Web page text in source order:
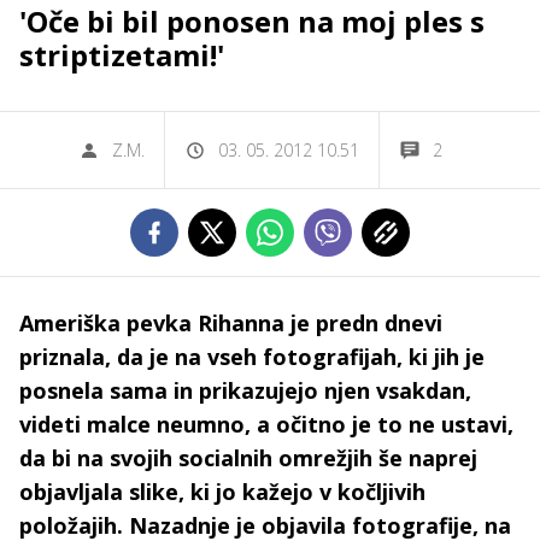
'Oče bi bil ponosen na moj ples s
striptizetami!'
Z.M. 03. 05. 2012 10.51 2
Ameriška pevka Rihanna je predn dnevi
priznala, da je na vseh fotografijah, ki jih je
posnela sama in prikazujejo njen vsakdan,
videti malce neumno, a očitno je to ne ustavi,
da bi na svojih socialnih omrežjih še naprej
objavljala slike, ki jo kažejo v kočljivih
položajih. Nazadnje je objavila fotografije, na